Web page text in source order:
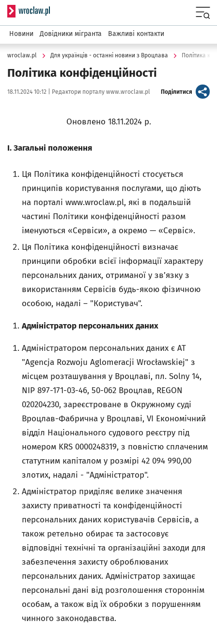
Serwis informacyjny wroclaw.pl
Новини Довідники мігранта Важливі контакти
wroclaw.pl Для українців - останні новини з Вроцлава Політика
Політика конфіденційності
Data publikacji:
18.11.2024 10:12 | Autor:
Редактори порталу www.wroclaw.pl Поділитися artykuł
Оновлено 18.11.2024 р.
І. Загальні положення
Ця Політика конфіденційності стосується
принципів користування послугами, що діють
на порталі www.wroclaw.pl, які в подальшій
частині Політики конфіденційності разом
іменуються «Сервіси», а окремо — «Сервіс».
Ця Політика конфіденційності визначає
принципи обробки всієї інформації характеру
персональних даних, отриманої у зв’язку з
використанням Сервісів будь-якою фізичною
особою, надалі – "Користувач".
Адміністратор персональних даних
Адміністратором персональних даних є АТ
"Agencja Rozwoju Aglomeracji Wrocławskiej" з
місцем розташування у Вроцлаві, пл. Solny 14,
NIP 897-171-03-46, 50-062 Вроцлав, REGON
020204230, зареєстроване в Окружному суді
Вроцлав-Фабрична у Вроцлаві, VI Економічний
відділ Національного судового реєстру під
номером KRS 0000248319, з повністю сплаченим
статутним капіталом у розмірі 42 094 990,00
злотих, надалі - "Адміністратор".
Адміністратор приділяє велике значення
захисту приватності та конфіденційності
персональних даних користувачів Сервісів, а
також ретельно обирає та застосовує
відповідні технічні та організаційні заходи для
забезпечення захисту оброблюваних
персональних даних. Адміністратор захищає
персональні дані від розголошення стороннім
особам, а також від їх обробки з порушенням
чинного законодавства.